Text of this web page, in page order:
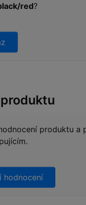
red?
produktu a
hodnocení